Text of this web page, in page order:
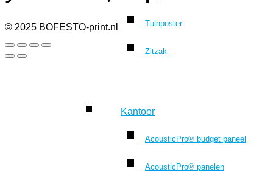
Tuinposter
Zitzak
Kantoor
AcousticPro® budget paneel
AcousticPro® panelen
© 2025 BOFESTO-print.nl